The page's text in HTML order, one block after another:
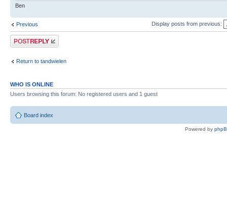
Ben
Previous Display posts from previous:
Post a reply
Return to tandwielen
WHO IS ONLINE
Users browsing this forum: No registered users and 1 guest
Board index
Powered by